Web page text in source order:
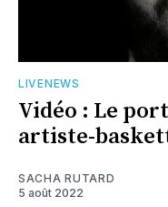
LIVENEWS
Vidéo : Le
artiste-
SACHA RUTARD
5 août 2022